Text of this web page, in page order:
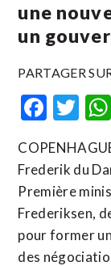
une
un
PARTAGER
Frederik du
Première
Frederiksen,
pour former
des